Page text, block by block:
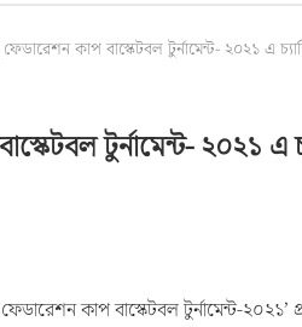
ফেডারেশন কাপ বাস্কেটবল টুর্নামেন্ট- ২০২১ এ
টুর্নামেন্ট- ২০২১ এ
কাপ বাস্কেটবল টুর্নামেন্ট-